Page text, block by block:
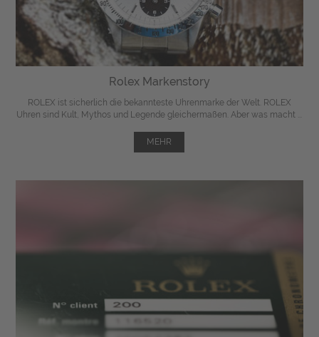
Rolex Markenstory
ROLEX ist sicherlich die bekannteste Uhrenmarke der Welt. ROLEX
Uhren sind Kult, Mythos und Legende gleichermaßen. Aber was macht ...
MEHR